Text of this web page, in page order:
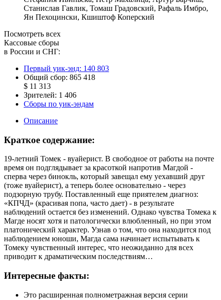
Станислав Гавлик, Томаш Градовский, Рафаль Имбро,
Ян Пехоцински, Кшиштоф Коперский
Посмотреть всех
Кассовые сборы
в России и СНГ:
Первый уик-энд: 140 803
Общий сбор: 865 418
$ 11 313
Зрителей: 1 406
Сборы по уик-эндам
Описание
Краткое содержание:
19-летний Томек - вуайерист. В свободное от работы на почте
время он подглядывает за красоткой напротив Магдой -
сперва через бинокль, который завещал ему уехавший друг
(тоже вуайерист), а теперь более основательно - через
подзорную трубу. Поставленный еще приятелем диагноз:
«КПЧД» (красивая попа, часто дает) - в результате
наблюдений остается без изменений. Однако чувства Томека к
Магде носят хотя и патологически влюбленный, но при этом
платонический характер. Узнав о том, что она находится под
наблюдением юноши, Магда сама начинает испытывать к
Томеку чувственный интерес, что неожиданно для всех
приводит к драматическим последствиям…
Интересные факты:
Это расширенная полнометражная версия серии